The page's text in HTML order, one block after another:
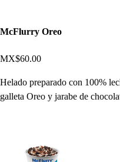
McFlurry Oreo
MX$60.00
Helado preparado con 100%
galleta Oreo y jarabe de